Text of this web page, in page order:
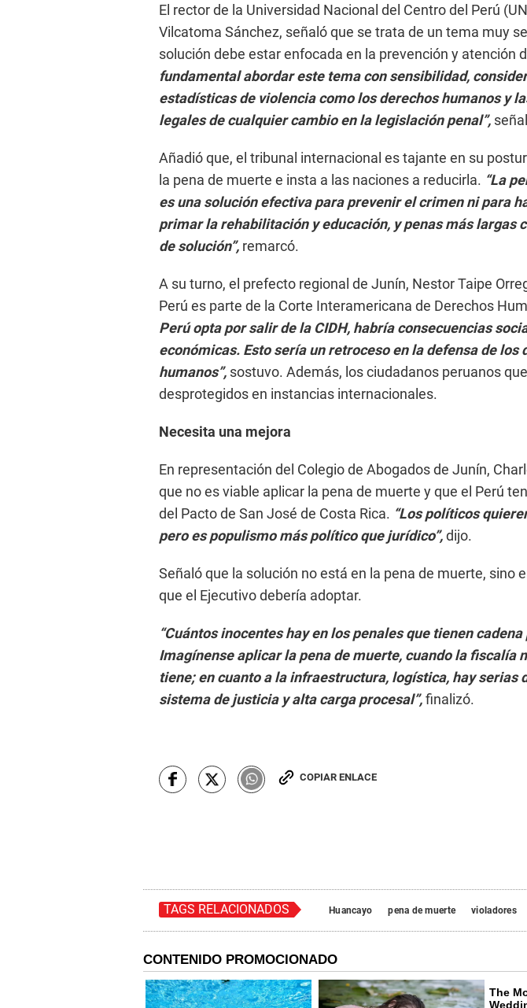
El rector de la Universidad Nacional del Centro del Perú
Vilcatoma Sánchez, señaló que se trata de un tema muy
solución debe estar enfocada en la prevención y atención
fundamental abordar este tema con sensibilidad,
estadísticas de violencia como los derechos humanos y
legales de cualquier cambio en la legislación penal”,
Añadió que, el tribunal internacional es tajante en su
la pena de muerte e insta a las naciones a reducirla. “La
es una solución efectiva para prevenir el crimen ni para
primar la rehabilitación y educación, y penas más largas
de solución”, remarcó.
A su turno, el prefecto regional de Junín, Nestor Taipe
Perú es parte de la Corte Interamericana de Derechos
Perú opta por salir de la CIDH, habría consecuencias
económicas. Esto sería un retroceso en la defensa de los
humanos”, sostuvo. Además, los ciudadanos peruanos
desprotegidos en instancias internacionales.
Necesita una mejora
En representación del Colegio de Abogados de Junín,
que no es viable aplicar la pena de muerte y que el Perú
del Pacto de San José de Costa Rica. “Los políticos
pero es populismo más político que jurídico”,dijo.
Señaló que la solución no está en la pena de muerte, sino
que el Ejecutivo debería adoptar.
“Cuántos inocentes hay en los penales que tienen
Imagínense aplicar la pena de muerte, cuando la fiscalía
tiene; en cuanto a la infraestructura, logística, hay serias
sistema de justicia y alta carga procesal”,finalizó.
COPIAR ENLACE
TAGS RELACIONADOS Huancayo pena de muerte violadores